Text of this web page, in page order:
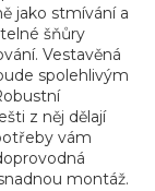
jako stmívání a
šňůry
Vestavěná
spolehlivým
z něj dělají
vám
montáž.